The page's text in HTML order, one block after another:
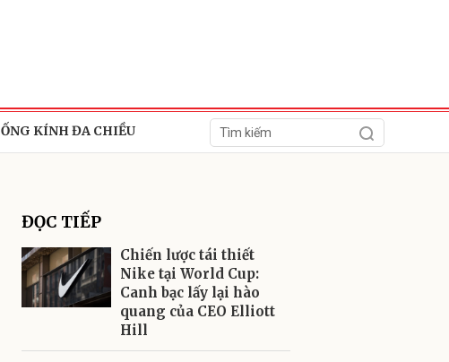
ỐNG KÍNH ĐA CHIỀU
ĐỌC TIẾP
Chiến lược tái thiết
Nike tại World Cup:
Canh bạc lấy lại hào
quang của CEO Elliott
Hill
Gửi